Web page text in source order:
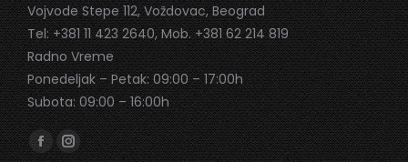
Vojvode Stepe 112, Voždovac, Beograd
Tel: +381 11 423 2640, Mob. +381 62 214 819
Radno Vreme
Ponedeljak – Petak: 09:00 – 17:00h
Subota: 09:00 – 16:00h
Find us on:
Facebook
Instagram